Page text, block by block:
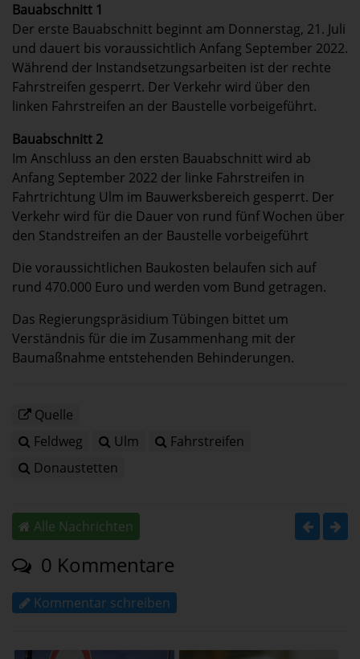
Bauabschnitt 1
Der erste Bauabschnitt beginnt am Donnerstag, 21. Juli
und dauert bis voraussichtlich Anfang September 2022.
Während der Instandsetzungsarbeiten ist der rechte
Fahrstreifen gesperrt. Der Verkehr wird über den
linken Fahrstreifen an der Baustelle vorbeigeführt.
Bauabschnitt 2
Im Anschluss an den ersten Bauabschnitt wird ab
Anfang September 2022 der linke Fahrstreifen in
Fahrtrichtung Ulm im Bauwerksbereich gesperrt. Der
Verkehr wird für die Dauer von rund fünf Wochen über
den Standstreifen an der Baustelle vorbeigeführt
Die voraussichtlichen Baukosten belaufen sich auf
rund 470.000 Euro und werden vom Bund getragen.
Das Regierungspräsidium Tübingen bittet um
Verständnis für die im Zusammenhang mit der
Baumaßnahme entstehenden Behinderungen.
Quelle
Feldweg
Ulm
Fahrstreifen
Donaustetten
Alle Nachrichten
0 Kommentare
Kommentar schreiben